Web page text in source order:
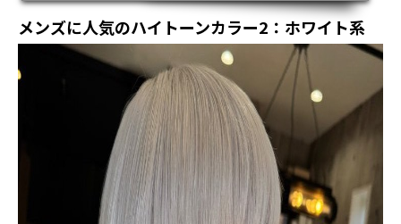
いと思っている人もいるかもしれません。そこでこの記事で
は、銀髪の魅力をご紹介します。ヘアカラーの特徴からブリ
メンズに人気のハイトーンカラー2：ホワイト系